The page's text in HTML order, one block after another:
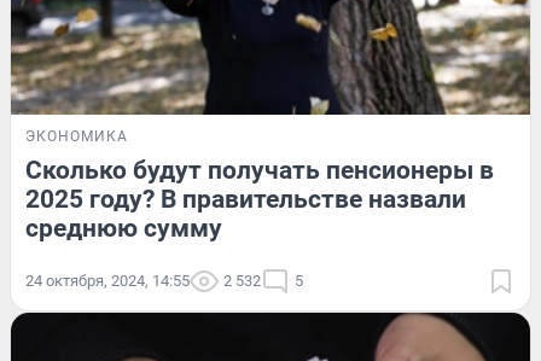
ЭКОНОМИКА
Сколько будут получать пенсионеры в
2025 году? В правительстве назвали
среднюю сумму
24 октября, 2024, 14:55 2 532 5